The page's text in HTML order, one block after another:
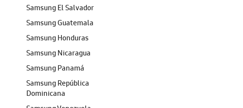
Samsung El Salvador
Samsung Guatemala
Samsung Honduras
Samsung Nicaragua
Samsung Panamá
Samsung República
Dominicana